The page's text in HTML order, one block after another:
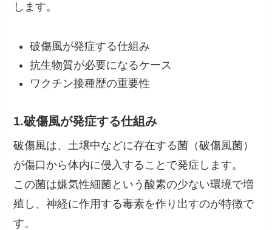
します。
破傷風が発症する仕組み
抗生物質が必要になるケース
ワクチン接種歴の重要性
1.破傷風が発症する仕組み
破傷風は、土壌中などに存在する菌（破傷風菌）
が傷口から体内に侵入することで発症します。
この菌は嫌気性細菌という酸素の少ない環境で増
殖し、神経に作用する毒素を作り出すのが特徴で
す。